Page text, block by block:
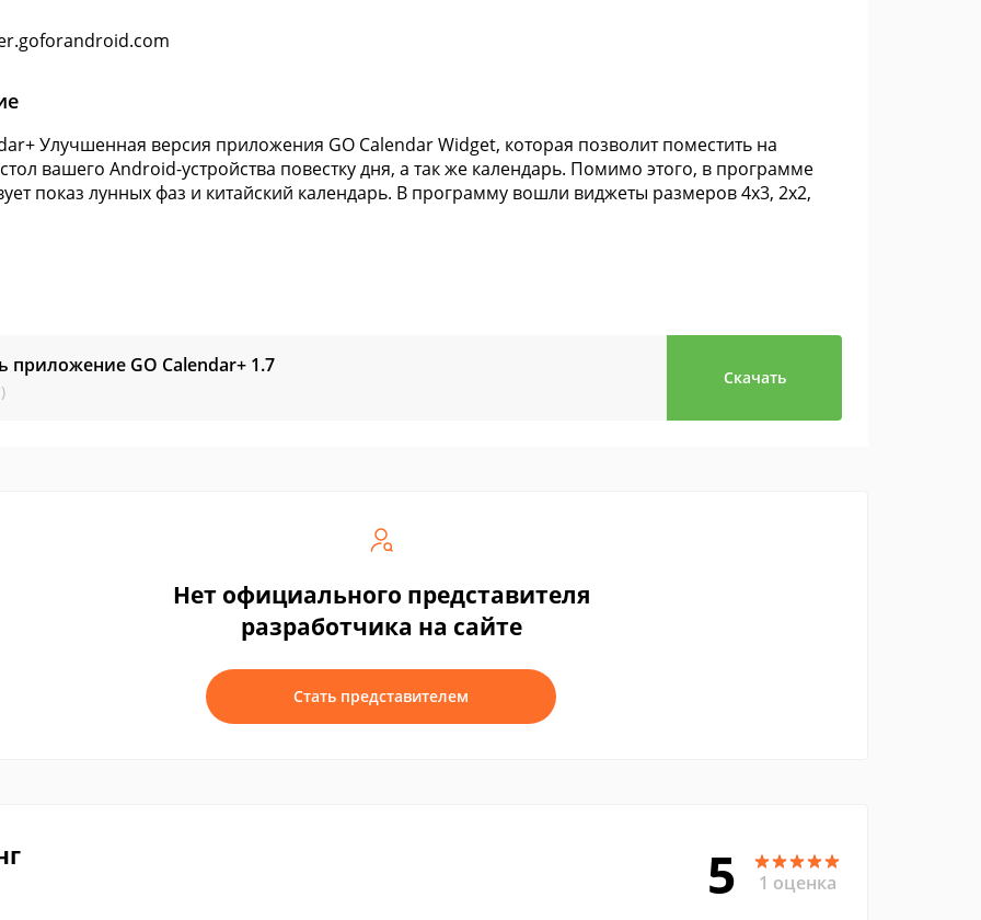
Улучшенная версия приложения GO Calendar Widget, которая позволит поместить на
вашего Android-устройства повестку дня, а так же календарь. Помимо этого, в программе
показ лунных фаз и китайский календарь. В программу вошли виджеты размеров 4x3, 2x2,
приложение GO Calendar+ 1.7
Скачать
Нет официального представителя
разработчика на сайте
Стать представителем
5 1 оценка